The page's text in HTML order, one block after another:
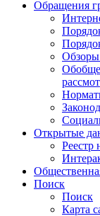
Обращения
Открытые
Реестр
Поиск
Поиск
Карта